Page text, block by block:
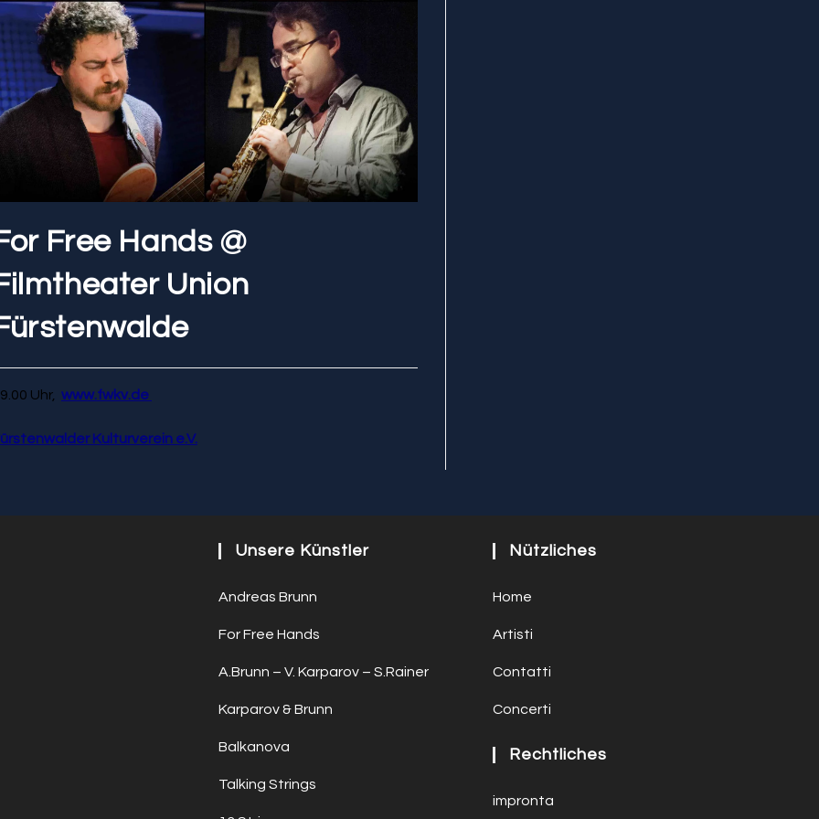
Free Hands @
Union
Uhr, www.fwkv.de
Kulturverein e.V.
Unsere Künstler
Andreas Brunn
For Free Hands
A.Brunn – V. Karparov – S.Rainer
Karparov & Brunn
Balkanova
Talking Strings
Nützliches
Home
Artisti
Contatti
Concerti
Rechtliches
impronta